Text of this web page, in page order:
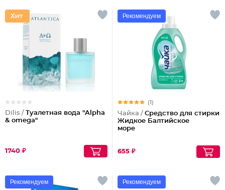
Dilis / Туалетная вода "Alpha
& omega"
1740 ₽
Рекомендуем
(1)
Чайка / Средство для стирки
Жидкое Балтийское
море
655 ₽
Рекомендуем Рекомендуем